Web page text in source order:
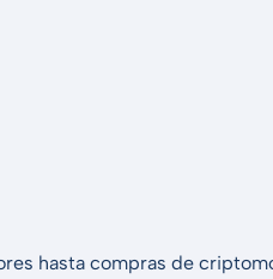
hasta compras de